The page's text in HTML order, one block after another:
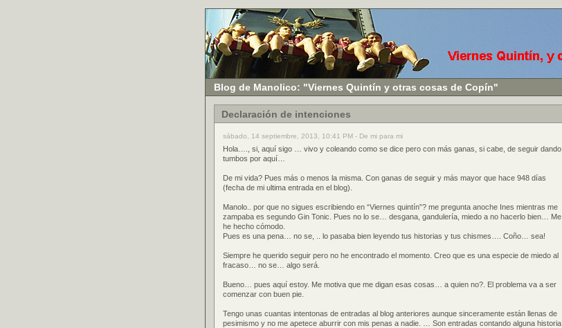
Blog de Manolico: "Viernes Quintín y otras cosas de Copín"
Declaración de intenciones
sábado, 14 septiembre, 2013, 10:41 PM - De mi para mi
Hola…., si, aquí sigo … vivo y coleando como se dice pero con más ganas, si cabe, de seguir dando
tumbos por aquí…
De mi vida? Pues más o menos la misma. Con ganas de seguir y más mayor que hace 948 días
(fecha de mi ultima entrada en el blog).
Manolo.. por que no sigues escribiendo en “Viernes quintín”? me pregunta anoche Ines mientras me
zampaba es segundo Gin Tonic. Pues no lo se… desgana, gandulería, miedo a no hacerlo bien… Me
he hecho cómodo.
Pues es una pena… no se, .. lo pasaba bien leyendo tus historias y tus chismes…. Coño… sea!
Siempre he querido seguir pero no he encontrado el momento. Creo que es una especie de miedo al
fracaso… no se… algo será.
Bueno… pues aquí estoy. Me motiva que me digan esas cosas… a quien no?. El problema va a ser
comenzar con buen pie.
Tengo unas cuantas intentonas de entradas al blog anteriores aunque sinceramente están llenas de
pesimismo y no me apetece aburrir con mis penas a nadie. … Son entradas contando alguna historia